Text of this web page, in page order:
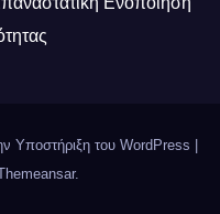
Υποστήριξη του WordPress
.